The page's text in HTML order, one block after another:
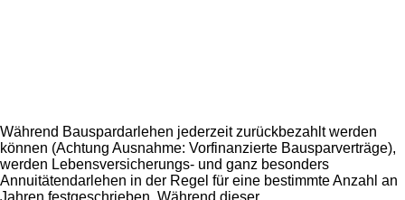
Während Bauspardarlehen jederzeit zurückbezahlt werden
können (Achtung Ausnahme: Vorfinanzierte Bausparverträge),
werden Lebensversicherungs- und ganz besonders
Annuitätendarlehen in der Regel für eine bestimmte Anzahl an
Jahren festgeschrieben. Während dieser